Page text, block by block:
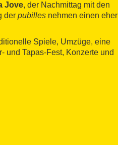
Jove, der Nachmittag mit den
der pubilles nehmen einen eher
Spiele, Umzüge, eine
und Tapas-Fest, Konzerte und